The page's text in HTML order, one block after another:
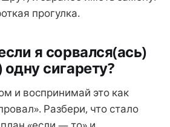
прогулка.
я сорвался(ась)
сигарету?
и воспринимай это как
Разбери, что стало